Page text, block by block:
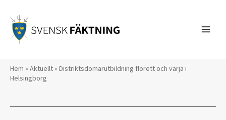
innehåll
Hem » Aktuellt» Distriktsdomarutbildning florett och värja i
Helsingborg